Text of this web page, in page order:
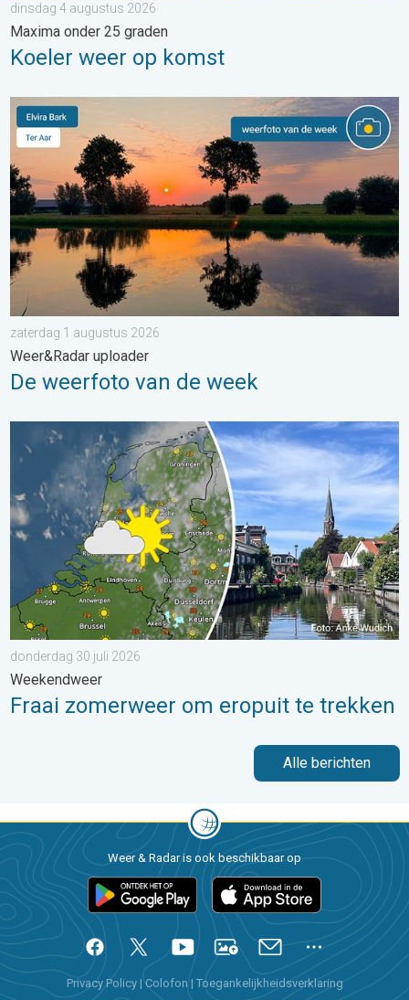
dinsdag 4 augustus 2026
Maxima onder 25 graden
Koeler weer op komst
De weerfoto van de week. Weer&Radar uploader. . . zaterdag
zaterdag 1 augustus 2026
Weer&Radar uploader
De weerfoto van de week
Fraai zomerweer om eropuit te trekken. Weekendweer. . .
donderdag 30 juli 2026
Weekendweer
Fraai zomerweer om eropuit te trekken
Alle berichten
Weer & Radar is ook beschikbaar op
Privacy Policy |Colofon | Toegankelijkheidsverklaring